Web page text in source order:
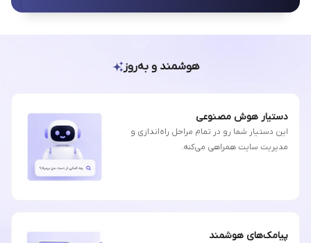
هوشمند و به‌روز
دستیار هوش مصنوعی
این دستیار شما رو در تمام مراحل راه‌اندازی و
مدیریت سایت همراهی می‌کنه.
پیامک‌های هوشمند